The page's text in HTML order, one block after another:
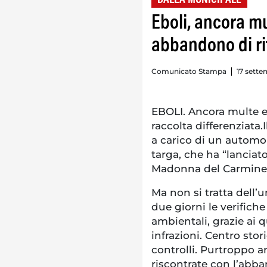
Eboli, ancora
abbandono di
Comunicato Stampa 17
EBOLI. Ancora
raccolta
a carico di un
targa, che ha
Madonna del
Ma non si tratta
due giorni le
ambientali, grazie ai
infrazioni. Centro
controlli. Purtroppo
riscontrate con